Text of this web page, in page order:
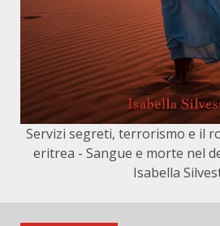
Servizi segreti, terrorismo e il
eritrea - Sangue e morte nel
Isabella